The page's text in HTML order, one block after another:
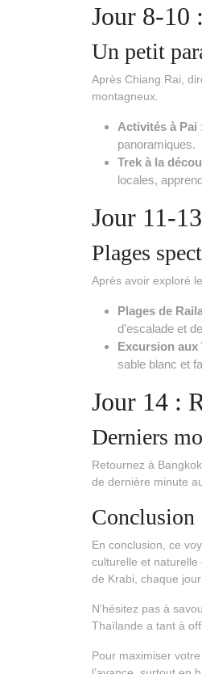
Jour 8-10
Un petit
Après Chiang Rai,
montagneux.
Activités à Pai
panoramiques.
Trek à la
locales,
Jour 11-
Plages
Après avoir exploré
Plages de
d’escalade et
Excursion aux
sable blanc et
Jour 14 :
Derniers
Retournez à
de dernière minute
Conclusion
En conclusion, ce
culturelle et
de Krabi, chaque
N’hésitez pas à
Thaïlande a tant à
Pour maximiser